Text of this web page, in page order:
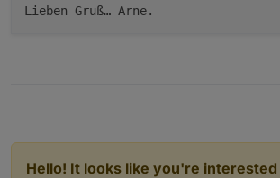
Lieben Gruß… Arne.
Hello! It looks like you're